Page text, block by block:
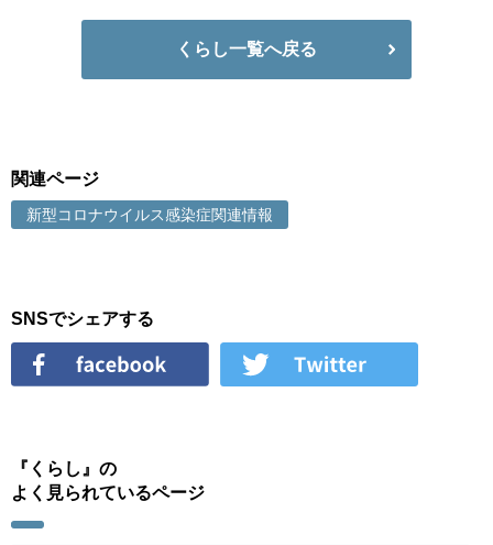
くらし一覧へ戻る
関連ページ
新型コロナウイルス感染症関連情報
SNSでシェアする
『くらし』の
よく見られているページ